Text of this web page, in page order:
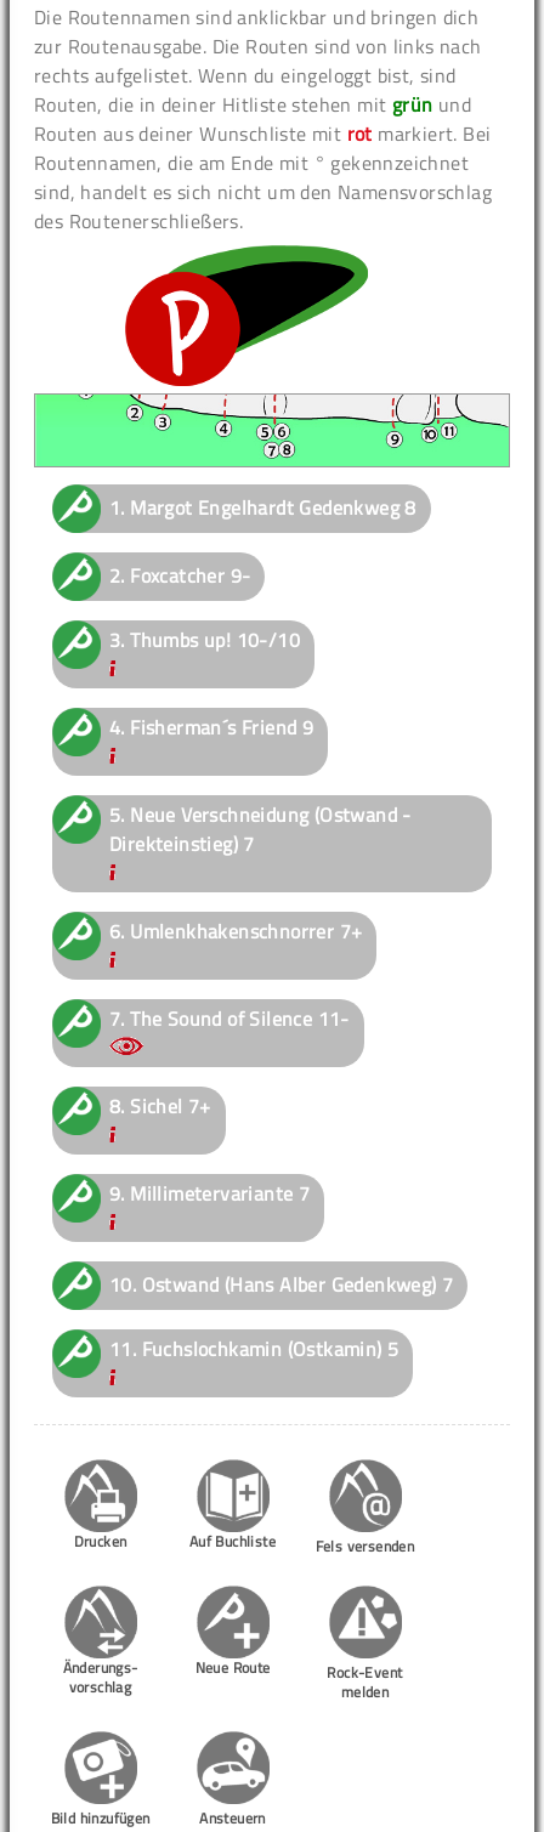
Die Routennamen sind anklickbar und bringen dich
zur Routenausgabe. Die Routen sind von links nach
rechts aufgelistet. Wenn du eingeloggt bist, sind
Routen, die in deiner Hitliste stehen mit grün und
Routen aus deiner Wunschliste mit rot markiert. Bei
Routennamen, die am Ende mit ° gekennzeichnet
sind, handelt es sich nicht um den Namensvorschlag
des Routenerschließers.
1. Margot Engelhardt Gedenkweg8
2. Foxcatcher 9-
3.Thumbs up! 10-/10
4. Fisherman´s Friend 9
5. Neue Verschneidung (Ostwand -
Direkteinstieg) 7
6. Umlenkhakenschnorrer 7+
7.The Sound of Silence 11-
8. Sichel 7+
9. Millimetervariante 7
10. Ostwand (Hans Alber Gedenkweg) 7
11. Fuchslochkamin (Ostkamin) 5
Drucken Auf Buchliste Fels versenden
Änderungs-
vorschlag
Neue Route
Rock-Event
melden
Bild hinzufügen Ansteuern